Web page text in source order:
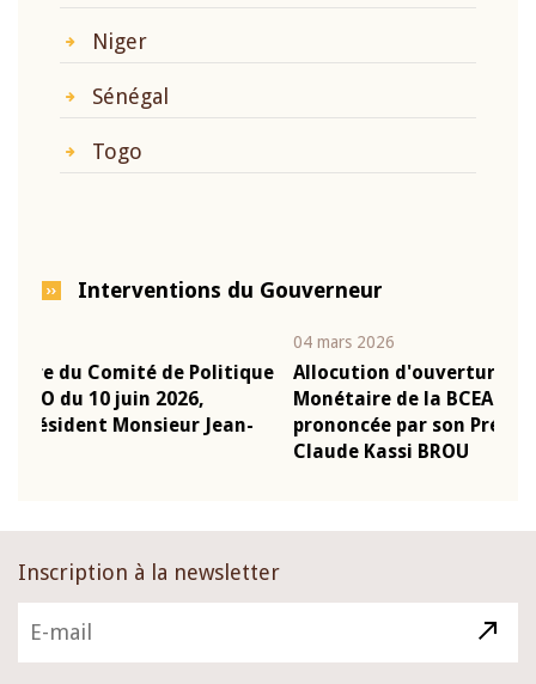
Niger
Sénégal
Togo
Interventions du Gouverneur
Allocution d'ouverture du Comité de Politique
Monétaire de la BCEAO du 4 mars 2026,
prononcée par son Président Monsieur Jean-
Inscription à la newsletter